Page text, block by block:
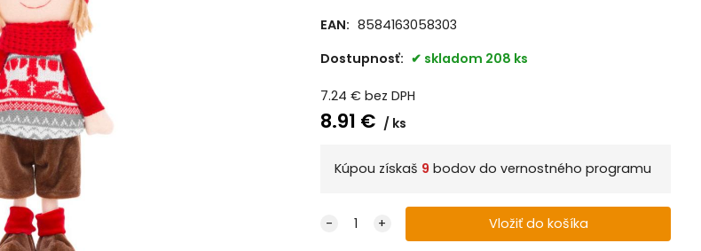
EAN: 8584163058303
Dostupnosť:
skladom 208 ks
7.24 € bez DPH
8.91 € ks
Kúpou získaš 9 bodov do vernostného programu